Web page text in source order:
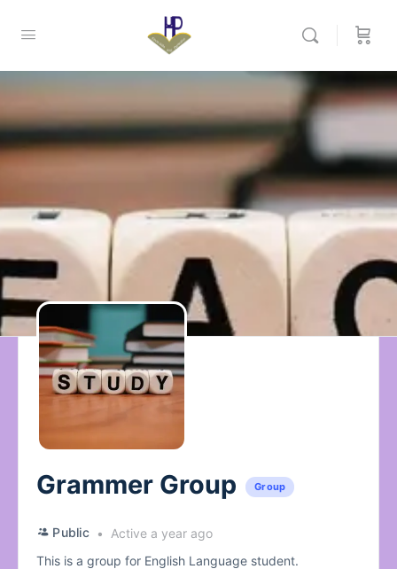
Grammer Group Group
Public
Active a year ago
This is a group for English Language student.